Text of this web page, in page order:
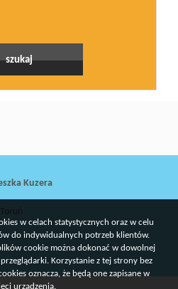
Kuzera
w celach statystycznych oraz w celu
do indywidualnych potrzeb klientów.
cookie można dokonać w dowolnej
Korzystanie z tej strony bez
oznacza, że będą one zapisane w
urządzenia.